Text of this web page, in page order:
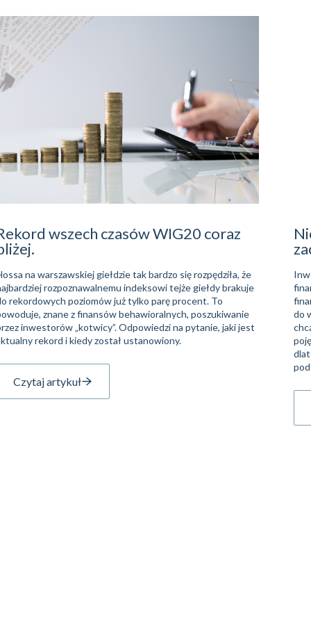
wszech czasów WIG20 coraz
na warszawskiej giełdzie tak bardzo się rozpędziła, że
rozpoznawalnemu indeksowi tejże giełdy brakuje
rekordowych poziomów już tylko parę procent. To
znane z finansów behawioralnych, poszukiwanie
inwestorów „kotwicy”. Odpowiedzi na pytanie, jaki jest
rekord i kiedy został ustanowiony.
Czytaj artykuł
do